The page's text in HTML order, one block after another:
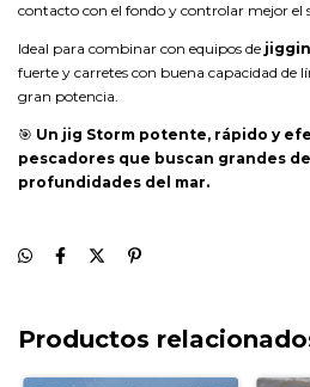
contacto con el fondo y controlar mejor el
Ideal para combinar con equipos de
fuerte y carretes con buena capacidad de
gran potencia.
🎯 Un jig Storm potente, rápido y
pescadores que buscan grandes
profundidades del mar.
Productos